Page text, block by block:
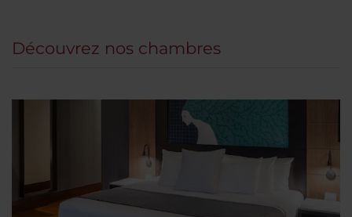
Découvrez nos chambres